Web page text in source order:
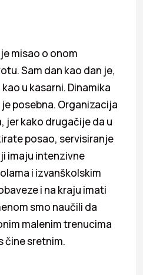
misao o onom
Sam dan kao dan je,
u kasarni. Dinamika
posebna. Organizacija
jer kako drugačije da u
posao, servisiranje
imaju intenzivne
i izvanškolskim
i na kraju imati
smo naučili da
malenim trenucima
čine sretnim.